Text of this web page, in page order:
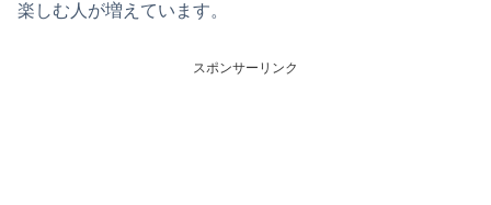
楽しむ人が増えています。
スポンサーリンク